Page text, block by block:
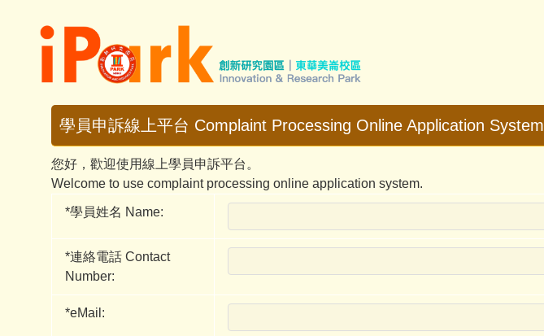
學員申訴線上平台 Complaint Processing Online Application System
您好，歡迎使用線上學員申訴平台。
Welcome to use complaint processing online application system.
*學員姓名 Name:
*連絡電話 Contact
Number:
*eMail: